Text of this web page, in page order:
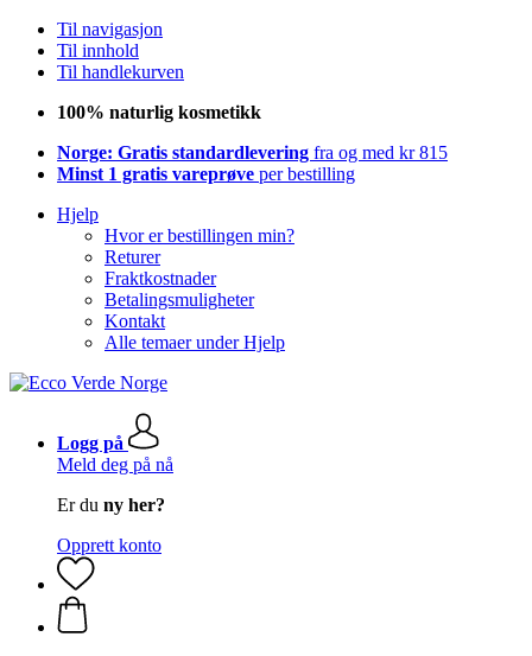
Til navigasjon
Til innhold
Til handlekurven
100% naturlig kosmetikk
Norge: Gratis standardlevering fra og med kr 815
Minst 1 gratis vareprøve per bestilling
Hjelp
Hvor er bestillingen min?
Returer
Fraktkostnader
Betalingsmuligheter
Kontakt
Alle temaer under Hjelp
Logg på
Meld deg på nå
Er du ny her?
Opprett konto